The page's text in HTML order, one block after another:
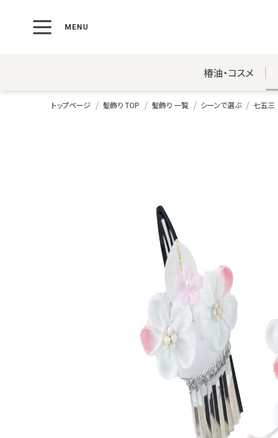
椿油・コスメ
トップページ 髪飾り TOP 髪飾り 一覧 シーンで選ぶ 七五三